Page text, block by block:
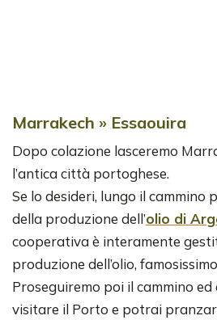
Marrakech » Essaouira
Dopo colazione lasceremo
l’antica città portoghese.
Se lo desideri, lungo il
della produzione dell’olio di
cooperativa è interamente
produzione dell’olio,
Proseguiremo poi il cammino
visitare il Porto e potrai